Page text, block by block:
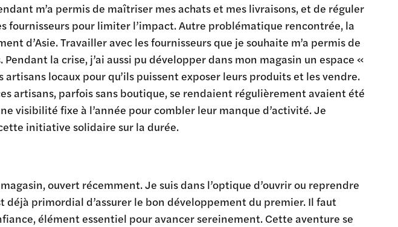
m’a permis de maîtriser mes achats et mes livraisons, et de réguler
fournisseurs pour limiter l’impact. Autre problématique rencontrée, la
d’Asie. Travailler avec les fournisseurs que je souhaite m’a permis de
la crise, j’ai aussi pu développer dans mon magasin un espace «
locaux pour qu’ils puissent exposer leurs produits et les vendre.
artisans, parfois sans boutique, se rendaient régulièrement avaient été
visibilité fixe à l’année pour combler leur manque d’activité. Je
initiative solidaire sur la durée.
ouvert récemment. Je suis dans l’optique d’ouvrir ou reprendre
déjà primordial d’assurer le bon développement du premier. Il faut
élément essentiel pour avancer sereinement. Cette aventure se